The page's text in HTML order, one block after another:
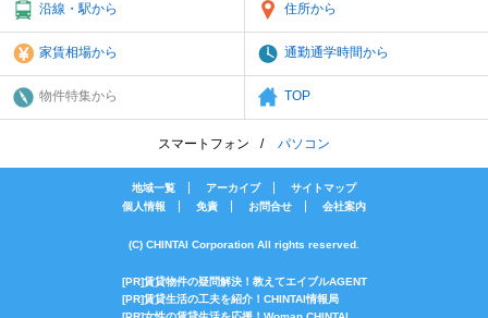
沿線・駅から 住所から
家賃相場から 通勤通学時間から
物件特集から TOP
スマートフォン パソコン
地域一覧 アーカイブ
サイトマップ
個人情報
免責 お問合せ 会社案内
(C) CHINTAI Corporation All rights reserved.
[PR]賃貸物件の疑問解決！教えてエイブルAGENT
[PR]賃貸生活の工夫を紹介！CHINTAI情報局